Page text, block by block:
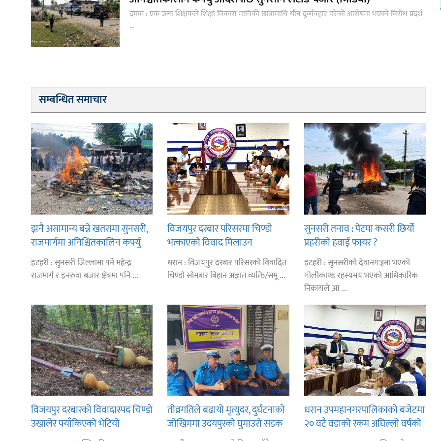
दमक : एक जना शिक्षकले शिक्षा विकास माविकी छात्रामाथि यौन दुर्व्यवहार गरेको आरोपमा भएको विरोध प्रदर्श
...
सम्बन्धित समाचार
झनै असामान्य बन्ने खतरामा सुनसरी,
राजमार्गमा अनिश्चितकालिन कर्फ्यु
इटहरी : सुनसरी जिल्लामा पर्ने महेन्द्र
राजमार्ग र इनरुवा बजार क्षेत्रमा पनि ...
विजयपुर दरबार परिसरमा चिण्डो
भत्काएको विवाद मिलाउन
उपमहानगरपालिकाका कावा प्रमुख
बेघा अग्रसर
धरान : विजयपुर दरबार परिसरको विवादित
चिण्डो सोमबार बिहान अज्ञात व्यक्ति/समू ...
सुनसरी तनाव : पेटमा कसरी छिर्यो
प्रहरीको हवाई फायर ?
इटहरी : सुनसरीको देवानगञ्जमा भएको
गोलीकाण्ड रहस्यमय भएको आधिकारिक
निकायले आ ...
विजयपुर दरबारको विवादास्पद चिण्डो
उखालेर फ्याँकिएको भेटियो
तीव्रगतिले बढायो मृत्युदर, दुर्घटनाको
जोखिममा उदयपुरको घुमाउरो सडक
धरान उपमहानगरपालिकाको बजेटमा
२० वटै वडाको रकम अघिल्लो वर्षको